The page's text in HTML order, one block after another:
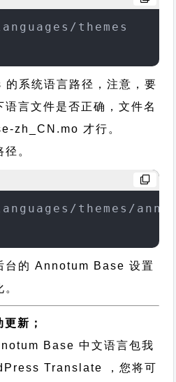
themes
系统语言路径，注意，要
言文件是否正确，文件名
zh_CN.mo 才行。
。
themes/
台的 Annotum Base 设置
新；
Base 中文语言包我
Translate ，您将可